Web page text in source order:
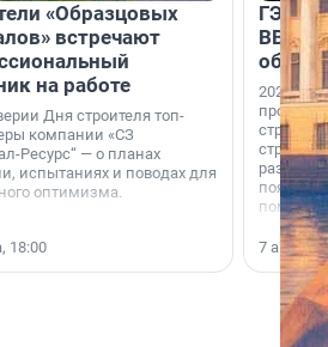
«Образцовых
встречают
на работе
Дня строителя топ-
компании «СЗ
Ресурс“ — о планах
испытаниях и поводах для
оптимизма.
18:00
ГЭС,
ВВП: в
об
2026-й —
раз. В
7